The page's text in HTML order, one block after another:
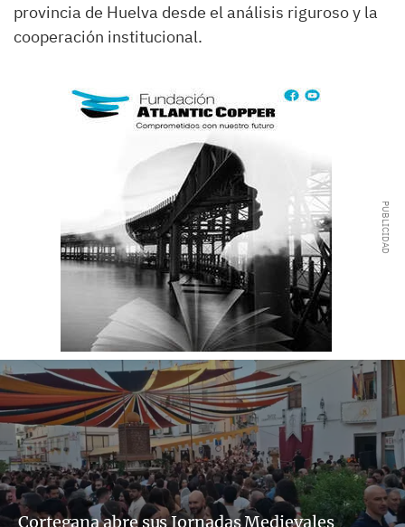
provincia de Huelva desde el análisis riguroso y la
cooperación institucional.
Cortegana abre sus Jornadas Medievales